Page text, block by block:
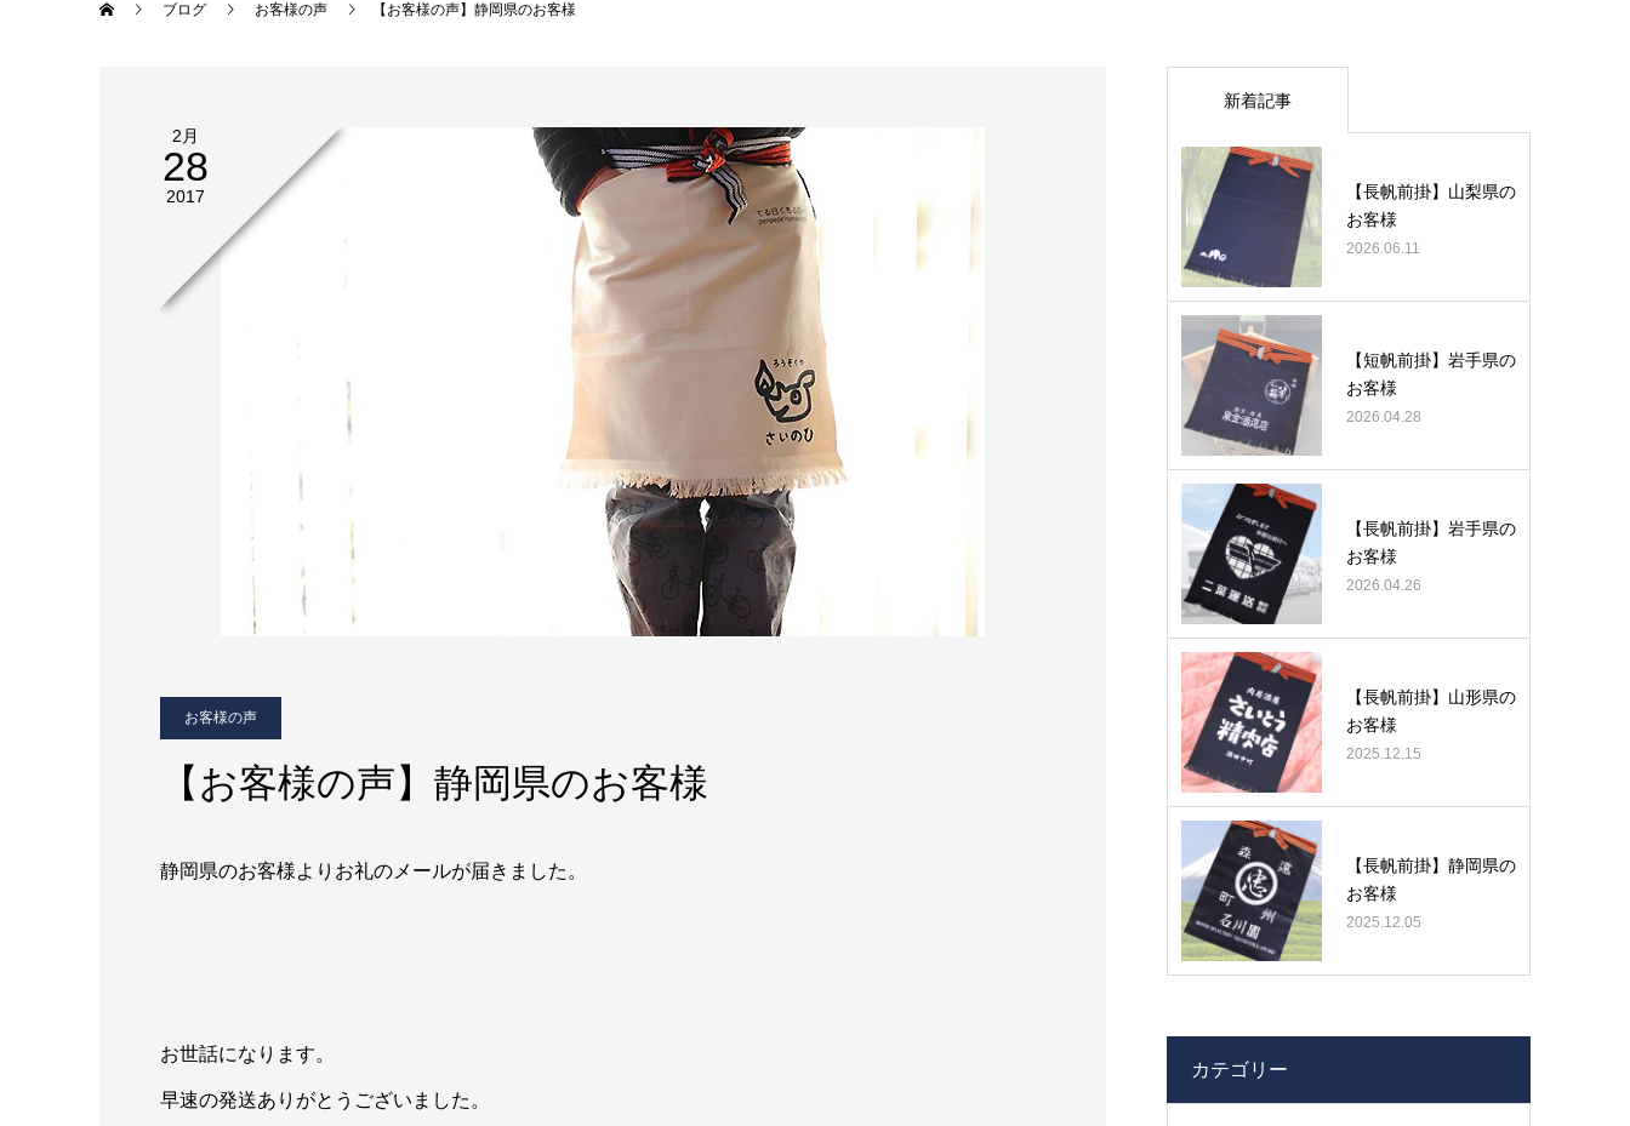
ブログ お客様の声 【お客様の声】静岡県のお客様
2月
28
2017
お客様の声
【お客様の声】静岡県のお客様
静岡県のお客様よりお礼のメールが届きました。
お世話になります。
早速の発送ありがとうございました。
新着記事
【長帆前掛】山梨県の
お客様
2026.06.11
【短帆前掛】岩手県の
お客様
2026.04.28
【長帆前掛】岩手県の
お客様
2026.04.26
【長帆前掛】山形県の
お客様
2025.12.15
【長帆前掛】静岡県の
お客様
2025.12.05
カテゴリー